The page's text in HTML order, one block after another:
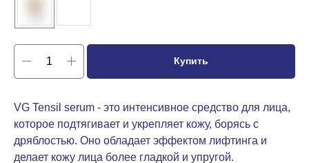
Купить
VG Tensil serum - это интенсивное средство для лица,
которое подтягивает и укрепляет кожу, борясь с
дряблостью. Оно обладает эффектом лифтинга и
делает кожу лица более гладкой и упругой.